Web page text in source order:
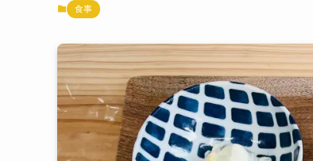
食事